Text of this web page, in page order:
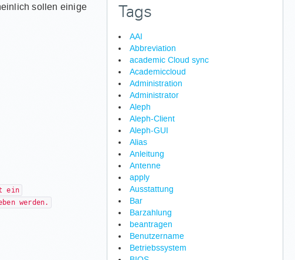
sollen einige
ein
werden.
Tags
AAI
Abbreviation
academic Cloud sync
Academiccloud
Administration
Administrator
Aleph
Aleph-Client
Aleph-GUI
Alias
Anleitung
Antenne
apply
Ausstattung
Bar
Barzahlung
beantragen
Benutzername
Betriebssystem